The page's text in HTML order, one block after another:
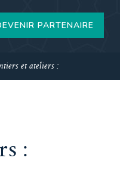
PARTENAIRE
et ateliers :
: